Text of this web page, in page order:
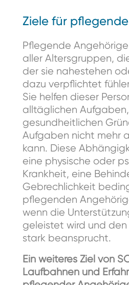
Ziele für
Pflegende
aller Altersgruppen,
der sie nahestehen
dazu verpflichtet
Sie helfen dieser
alltäglichen
gesundheitlichen
Aufgaben nicht mehr
kann. Diese
eine physische oder
Krankheit, eine
Gebrechlichkeit
pflegenden
wenn die
geleistet wird und
stark beansprucht.
Ein weiteres Ziel von
Laufbahnen und